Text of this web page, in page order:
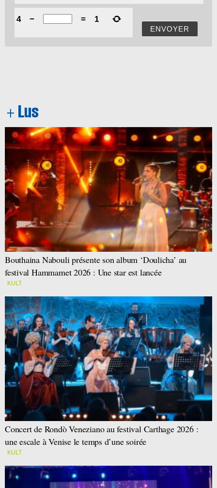
ENVOYER
4 − = 1
Bouthaina Nabouli présente son album ‘Doulicha’ au
festival Hammamet 2026 : Une star est lancée
KULT
Concert de Rondò Veneziano au festival Carthage 2026 :
une escale à Venise le temps d’une soirée
KULT